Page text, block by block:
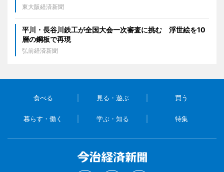
東大阪経済新聞
平川・長谷川鉄工が全国大会一次審査に挑む 浮世絵を10
層の鋼板で再現
弘前経済新聞
食べる 見る・遊ぶ 買う
暮らす・働く 学ぶ・知る 特集